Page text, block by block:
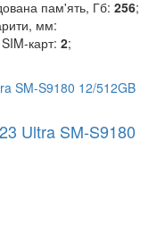
пам'ять, Гб: 256;
мм:
SIM-карт: 2;
Ultra SM-S9180